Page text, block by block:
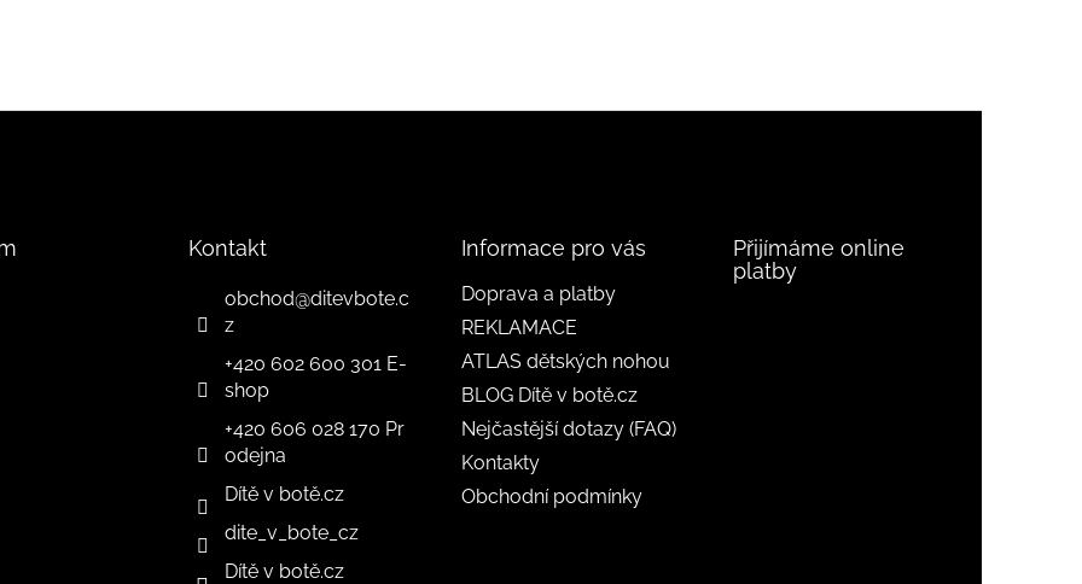
Kontakt
obchod@ditevbote.c
z
+420 602 600 301 E-
shop
+420 606 028 170 Pr
odejna
Dítě v botě.cz
dite_v_bote_cz
Dítě v botě.cz
Informace pro vás
Doprava a platby
REKLAMACE
ATLAS dětských nohou
BLOG Dítě v botě.cz
Nejčastější dotazy (FAQ)
Kontakty
Obchodní podmínky
Přijímáme online
platby